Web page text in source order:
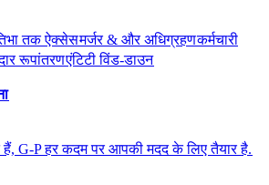
तक ऐक्सेस​​मर्जर & और अधिग्रहण​​कर्मचारी
रूपांतरण​​एंटिटी विंड-डाउन​​
G-P हर कदम पर आपकी मदद के लिए तैयार है.​​